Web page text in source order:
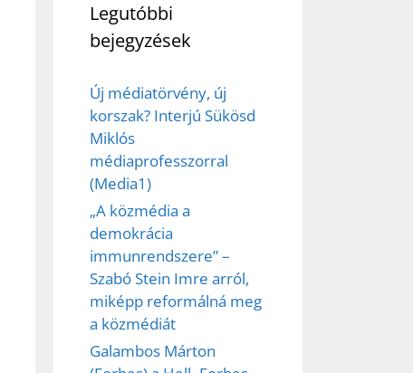
Legutóbbi
bejegyzések
Új médiatörvény, új
korszak? Interjú Sükösd
Miklós
médiaprofesszorral
(Media1)
„A közmédia a
demokrácia
immunrendszere” –
Szabó Stein Imre arról,
miképp reformálná meg
a közmédiát
Galambos Márton